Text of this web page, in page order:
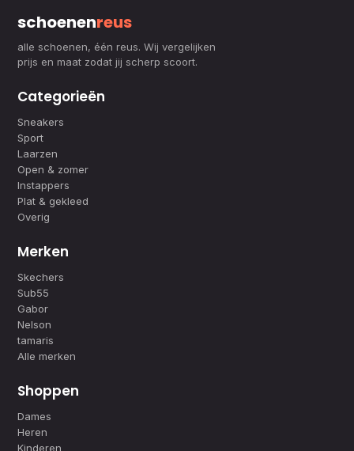
schoenenreus
alle schoenen, één reus. Wij vergelijken
prijs en maat zodat jij scherp scoort.
Categorieën
Sneakers
Sport
Laarzen
Open & zomer
Instappers
Plat & gekleed
Overig
Merken
Skechers
Sub55
Gabor
Nelson
tamaris
Alle merken
Shoppen
Dames
Heren
Kinderen